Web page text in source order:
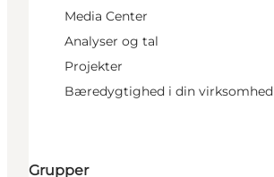
Media Center
Analyser og tal
Projekter
Bæredygtighed i din virksomhed
Grupper